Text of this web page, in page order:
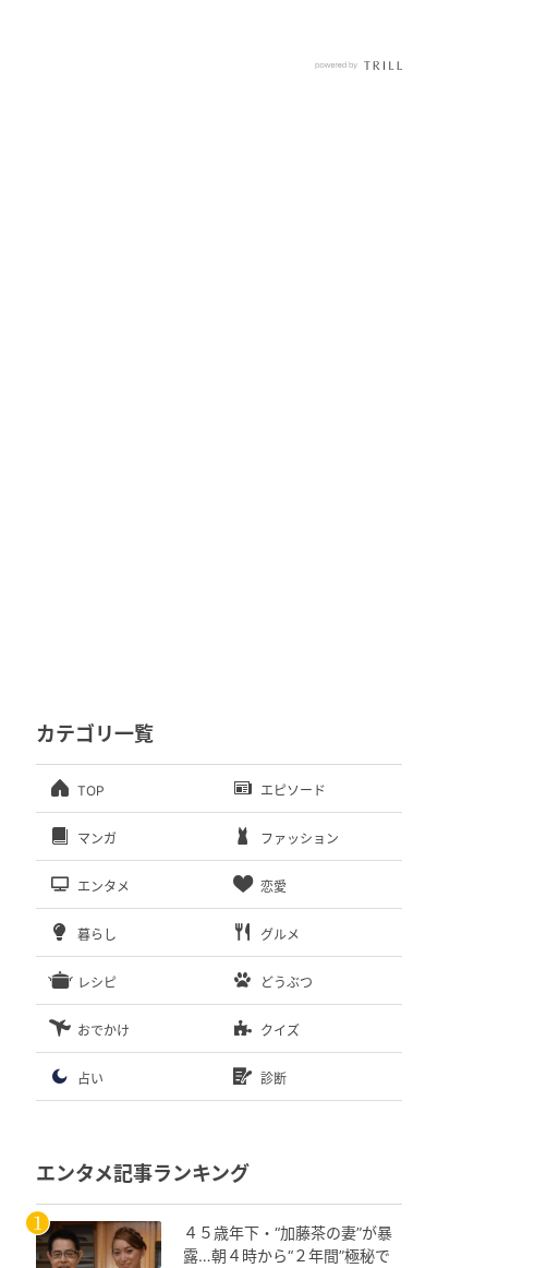
カテゴリ一覧
TOP エピソード
マンガ ファッション
エンタメ 恋愛
暮らし グルメ
レシピ どうぶつ
おでかけ クイズ
占い 診断
エンタメ記事ランキング
４５歳年下・“加藤茶の妻”が暴
露…朝４時から“２年間”極秘で